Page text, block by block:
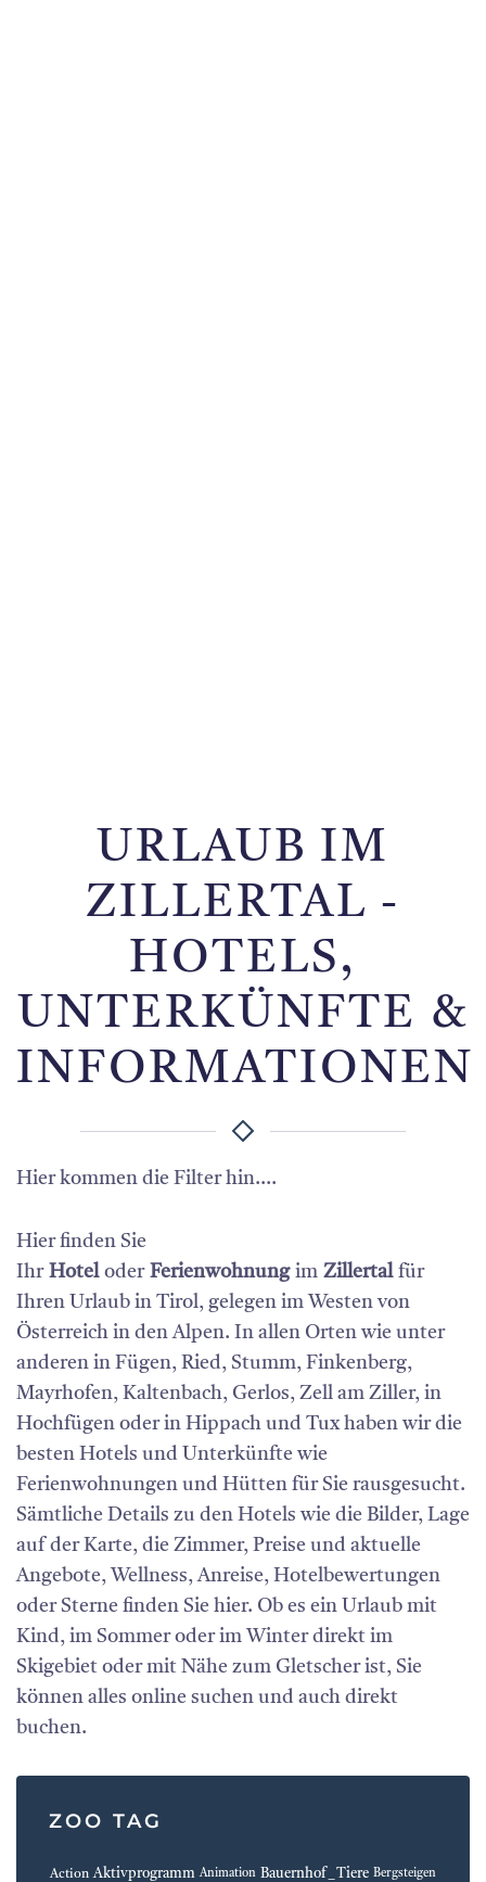
URLAUB IM
ZILLERTAL -
HOTELS,
UNTERKÜNFTE &
INFORMATIONEN
Hier kommen die Filter hin....
Hier finden Sie
Ihr Hoteloder Ferienwohnungim Zillertalfür
Ihren Urlaub in Tirol, gelegen im Westen von
Österreich in den Alpen. In allen Orten wie unter
anderen in Fügen, Ried, Stumm, Finkenberg,
Mayrhofen, Kaltenbach, Gerlos, Zell am Ziller, in
Hochfügen oder in Hippach und Tux haben wir die
besten Hotels und Unterkünfte wie
Ferienwohnungen und Hütten für Sie rausgesucht.
Sämtliche Details zu den Hotels wie die Bilder, Lage
auf der Karte, die Zimmer, Preise und aktuelle
Angebote, Wellness, Anreise, Hotelbewertungen
oder Sterne finden Sie hier. Ob es ein Urlaub mit
Kind, im Sommer oder im Winter direkt im
Skigebiet oder mit Nähe zum Gletscher ist, Sie
können alles online suchen und auch direkt
buchen.
ZOO TAG
Action Aktivprogramm Animation Bauernhof _ Tiere Bergsteigen